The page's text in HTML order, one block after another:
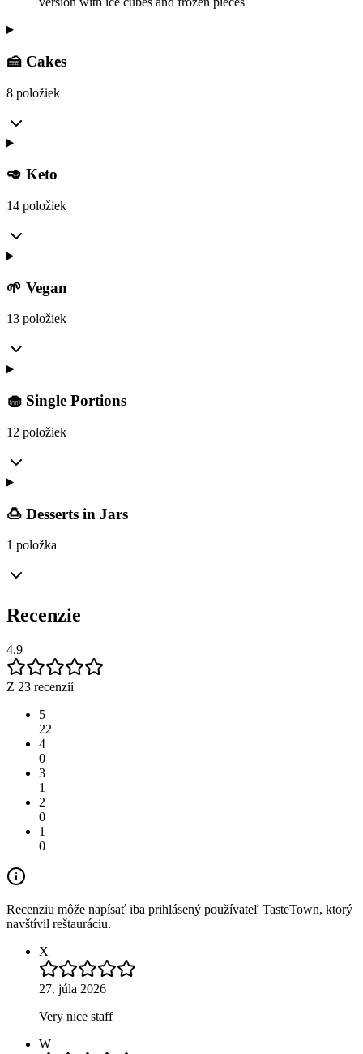
🍰 Cakes
8 položiek
🥑 Keto
14 položiek
🌱 Vegan
13 položiek
🧁 Single Portions
12 položiek
🍮 Desserts in Jars
1 položka
Recenzie
4.9
Z 23 recenzií
5
22
4
0
3
1
2
0
1
0
Recenziu môže napísať iba prihlásený používateľ TasteTown, ktorý
navštívil reštauráciu.
X
27. júla 2026
Very nice staff
W